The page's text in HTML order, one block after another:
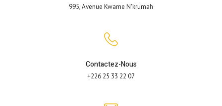
995, Avenue Kwame N'krumah
Contactez-Nous
+226 25 33 22 07